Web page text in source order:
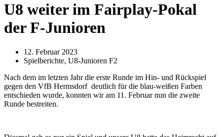
U8 weiter im Fairplay-Pokal
der F-Junioren
12. Februar 2023
Spielberichte, U8-Junioren F2
Nach dem im letzten Jahr die erste Runde im Hin- und Rückspiel
gegen den VfB Hermsdorf deutlich für die blau-weißen Farben
entschieden wurde, konnten wir am 11. Februar nun die zweite
Runde bestreiten.